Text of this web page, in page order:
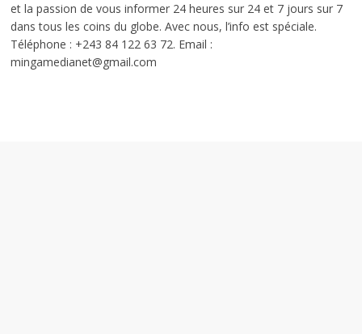
et la passion de vous informer 24 heures sur 24 et 7 jours sur 7
dans tous les coins du globe. Avec nous, l’info est spéciale.
Téléphone : +243 84 122 63 72. Email :
mingamedianet@gmail.com